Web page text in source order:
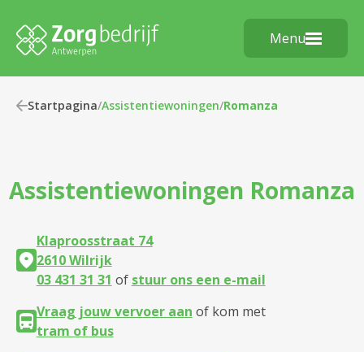
Menu
Startpagina/Assistentiewoningen/Romanza
Assistentiewoningen Romanza
Klaproosstraat 74
2610 Wilrijk
03 431 31 31 of stuur ons een e-mail
Vraag jouw vervoer aan of kom met
tram of bus